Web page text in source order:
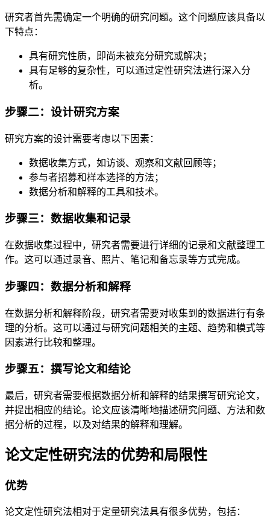
研究者首先需确定一个明确的研究问题。这个问题应该具备以
下特点：
具有研究性质，即尚未被充分研究或解决；
具有足够的复杂性，可以通过定性研究法进行深入分
析。
步骤二：设计研究方案
研究方案的设计需要考虑以下因素：
数据收集方式，如访谈、观察和文献回顾等；
参与者招募和样本选择的方法；
数据分析和解释的工具和技术。
步骤三：数据收集和记录
在数据收集过程中，研究者需要进行详细的记录和文献整理工
作。这可以通过录音、照片、笔记和备忘录等方式完成。
步骤四：数据分析和解释
在数据分析和解释阶段，研究者需要对收集到的数据进行有条
理的分析。这可以通过与研究问题相关的主题、趋势和模式等
因素进行比较和整理。
步骤五：撰写论文和结论
最后，研究者需要根据数据分析和解释的结果撰写研究论文，
并提出相应的结论。论文应该清晰地描述研究问题、方法和数
据分析的过程，以及对结果的解释和理解。
论文定性研究法的优势和局限性
优势
论文定性研究法相对于定量研究法具有很多优势，包括：